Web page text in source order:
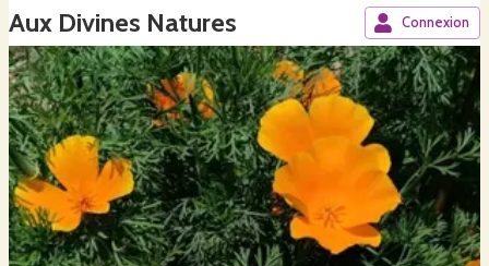
Aux Divines Natures Connexion